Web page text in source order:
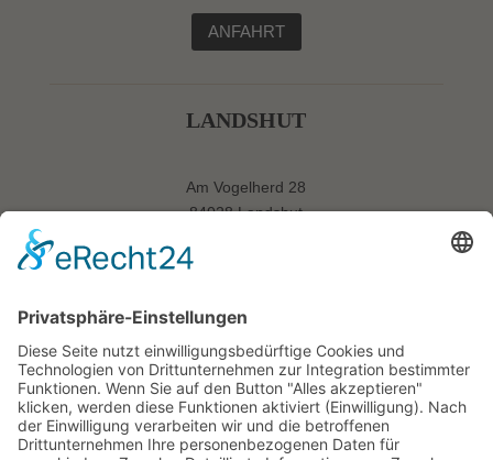
ANFAHRT
LANDSHUT
Am Vogelherd 28
84028 Landshut
Tel: 0871-20650050
ANFAHRT